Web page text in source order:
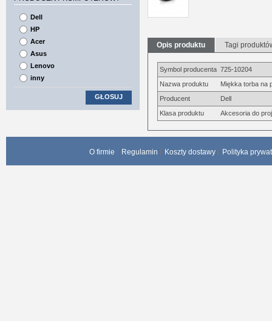
Opis produktu Tagi
Symbol producenta 725-10204
Nazwa produktu
Miękka torba na
Producent
Dell
Klasa produktu
Akcesoria do
Dell
HP
Acer
Asus
Lenovo
inny
GŁOSUJ
O firmie Regulamin Koszty dostawy Polityka